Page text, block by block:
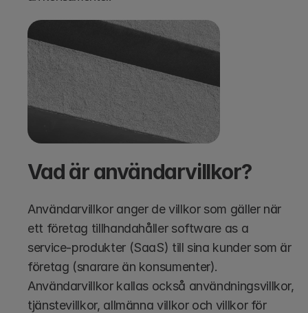
Vad är användarvillkor?
Användarvillkor anger de villkor som gäller när
ett företag tillhandahåller software as a
service-produkter (SaaS) till sina kunder som är
företag (snarare än konsumenter).
Användarvillkor kallas också användningsvillkor,
tjänstevillkor, allmänna villkor och villkor för